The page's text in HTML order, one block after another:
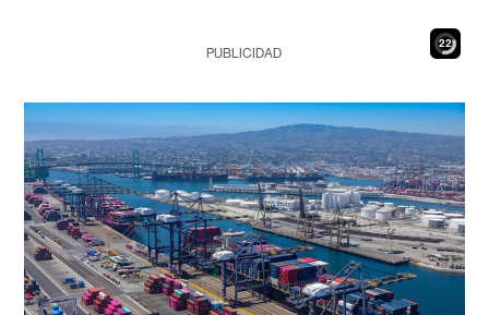
21
PUBLICIDAD